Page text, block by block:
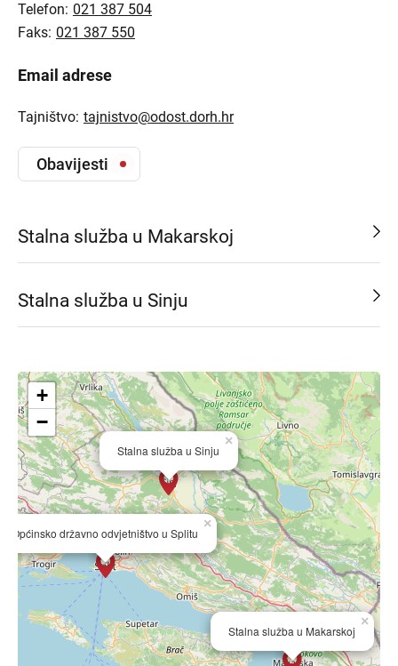
Telefon: 021 387 504
Faks: 021 387 550
Email adrese
Tajništvo: tajnistvo@odost.dorh.hr
Obavijesti
Stalna služba u Makarskoj
Stalna služba u Sinju
Općinsko državno odvjetništvo u Splitu
×
Stalna služba u Makarskoj
×
Stalna služba u Sinju
×
+
−